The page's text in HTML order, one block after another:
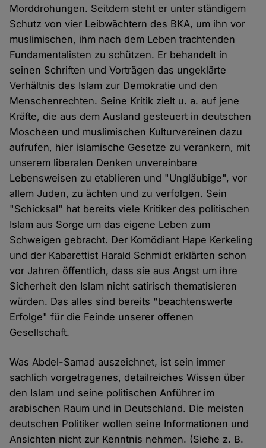
Morddrohungen. Seitdem steht er unter ständigem
Schutz von vier Leibwächtern des BKA, um ihn vor
muslimischen, ihm nach dem Leben trachtenden
Fundamentalisten zu schützen. Er behandelt in
seinen Schriften und Vorträgen das ungeklärte
Verhältnis des Islam zur Demokratie und den
Menschenrechten. Seine Kritik zielt u. a. auf jene
Kräfte, die aus dem Ausland gesteuert in deutschen
Moscheen und muslimischen Kulturvereinen dazu
aufrufen, hier islamische Gesetze zu verankern, mit
unserem liberalen Denken unvereinbare
Lebensweisen zu etablieren und "Ungläubige", vor
allem Juden, zu ächten und zu verfolgen. Sein
"Schicksal" hat bereits viele Kritiker des politischen
Islam aus Sorge um das eigene Leben zum
Schweigen gebracht. Der Komödiant Hape Kerkeling
und der Kabarettist Harald Schmidt erklärten schon
vor Jahren öffentlich, dass sie aus Angst um ihre
Sicherheit den Islam nicht satirisch thematisieren
würden. Das alles sind bereits "beachtenswerte
Erfolge" für die Feinde unserer offenen
Gesellschaft.
Was Abdel-Samad auszeichnet, ist sein immer
sachlich vorgetragenes, detailreiches Wissen über
den Islam und seine politischen Anführer im
arabischen Raum und in Deutschland. Die meisten
deutschen Politiker wollen seine Informationen und
Ansichten nicht zur Kenntnis nehmen. (Siehe z. B.